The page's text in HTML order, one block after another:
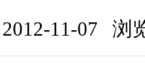
11-07 浏